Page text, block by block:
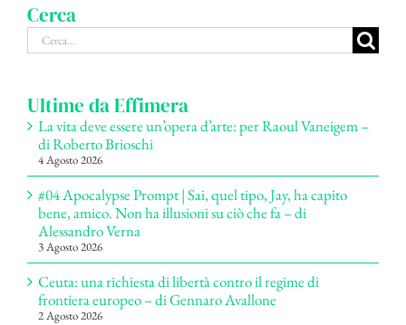
Cerca
Cerca
per:
Ultime da Effimera
La vita deve essere un’opera d’arte: per Raoul Vaneigem –
di Roberto Brioschi
4 Agosto 2026
#04 Apocalypse Prompt | Sai, quel tipo, Jay, ha capito
bene, amico. Non ha illusioni su ciò che fa – di
Alessandro Verna
3 Agosto 2026
Ceuta: una richiesta di libertà contro il regime di
frontiera europeo – di Gennaro Avallone
2 Agosto 2026